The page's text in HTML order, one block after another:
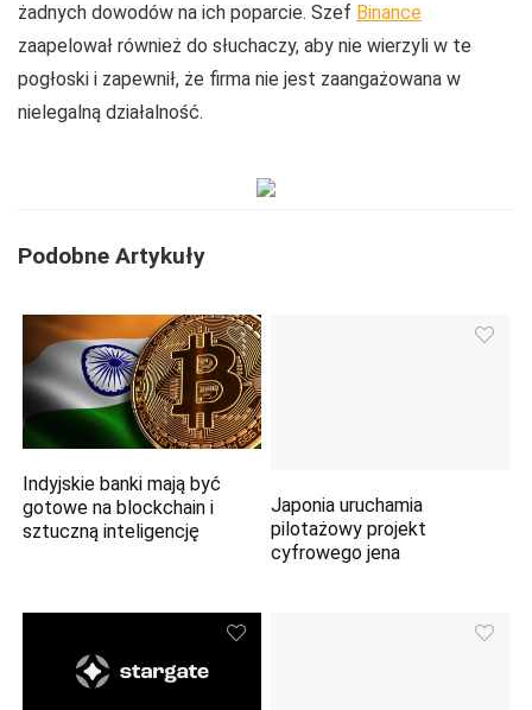
żadnych dowodów na ich poparcie. Szef Binance
zaapelował również do słuchaczy, aby nie wierzyli w te
pogłoski i zapewnił, że firma nie jest zaangażowana w
nielegalną działalność.
Podobne Artykuły
Indyjskie banki mają być
gotowe na blockchain i
sztuczną inteligencję
Japonia uruchamia
pilotażowy projekt
cyfrowego jena